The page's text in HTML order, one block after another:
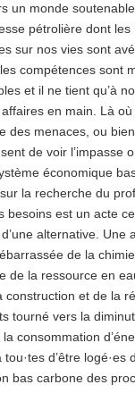
un monde
pétrolière dont les
sur nos vies sont
compétences sont
et il ne tient qu’à
en main. Là
des menaces, ou
de voir l’impasse
économique
la recherche du
besoins est un acte
alternative. Une
de la
de la ressource en
construction et de la
tourné vers la
consommation
d’être logé·es
bas carbone des